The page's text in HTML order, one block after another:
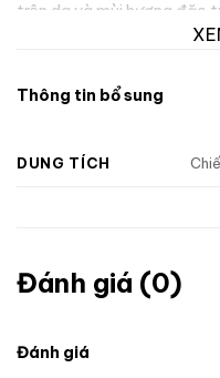
trên da và mùi hương đặc
trong không khí – Nó là
Thông tin bổ sung
DUNG TÍCH
Đánh giá (0)
Đánh giá